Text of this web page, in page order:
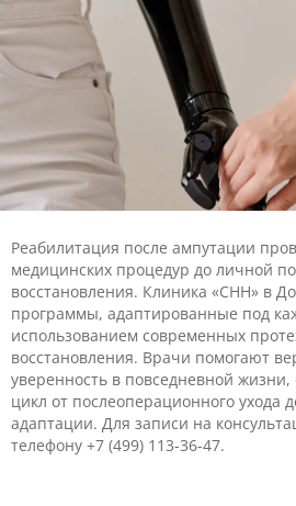
Реабилитация после ампутации
медицинских процедур до личной
восстановления. Клиника «CHH» в
программы, адаптированные под
использованием современных
восстановления. Врачи помогают
уверенность в повседневной
цикл от послеоперационного ухода
адаптации. Для записи на
телефону +7 (499) 113-36-47.